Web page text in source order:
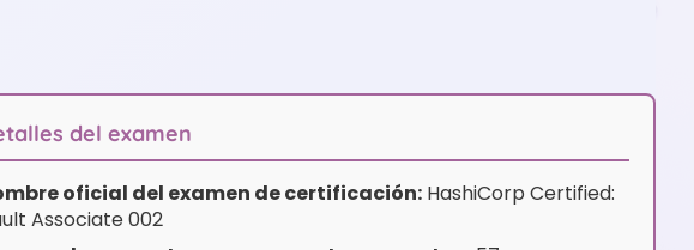
del examen
oficial del examen de certificación:HashiCorp Certified:
Associate 002